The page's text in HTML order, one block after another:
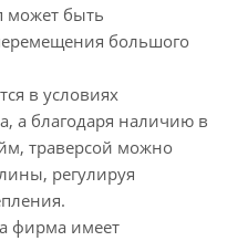
может быть
большого
в условиях
а благодаря наличию в
траверсой можно
регулируя
фирма имеет